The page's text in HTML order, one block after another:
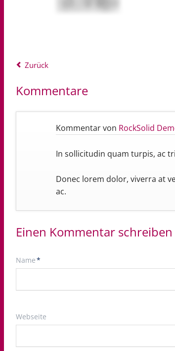
Zurück
Kommentare
Kommentar von RockSolid
In sollicitudin quam turpis, ac
Donec lorem dolor, viverra at
ac.
Einen Kommentar schreiben
Pflichtfeld
Name*
Webseite